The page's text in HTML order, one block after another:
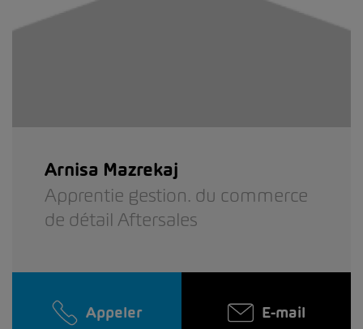
Arnisa Mazrekaj
Apprentie gestion. du commerce
de détail Aftersales
Appeler E-mail